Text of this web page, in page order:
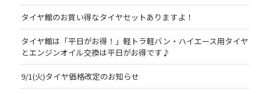
タイヤ館のお買い得なタイヤセットありますよ！
タイヤ館は「平日がお得！」軽トラ軽バン・ハイエース用タイヤ
とエンジンオイル交換は平日がお得です♪
9/1(火)タイヤ価格改定のお知らせ